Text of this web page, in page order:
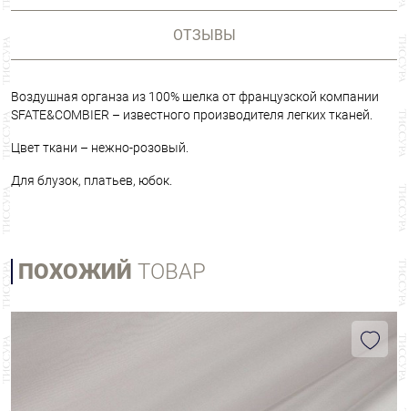
ОТЗЫВЫ
Воздушная органза из 100% шелка от французской компании
SFATE&COMBIER – известного производителя легких тканей.
Цвет ткани – нежно-розовый.
Для блузок, платьев, юбок.
ПОХОЖИЙ ТОВАР